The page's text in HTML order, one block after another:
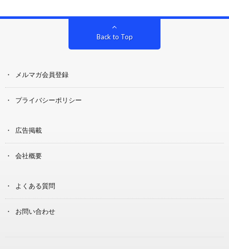
Back to Top
メルマガ会員登録
プライバシーポリシー
広告掲載
会社概要
よくある質問
お問い合わせ